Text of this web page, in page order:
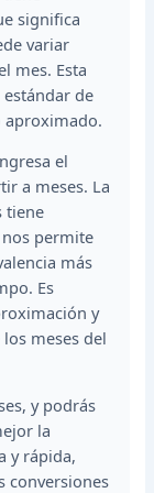
significa
variar
mes. Esta
de
aproximado.
el
a meses. La
tiene
permite
más
Es
y
meses del
y podrás
la
y rápida,
conversiones